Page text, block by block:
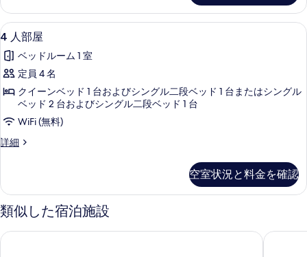
ュ
ー
の
す
べ
の
写
表
示
す
ビ
ュ
ー
の
詳
細
べ
て
の
写
真
を
表
示
す
ル
ー
ム
詳
細
4
人
部
屋
の
す
べ
て
写
真
表
4 人部屋 | ミニバー、セーフティボ
10
4 人部屋
ベッドルーム 1 室
定員 4 名
クイーンベッド 1 台およびシングル二段ベッド 1 台またはシングル
ベッド 2 台およびシングル二段ベッド 1 台
WiFi (無料)
詳細
4
の
詳
細
空室状況と料金を確認
類似した宿泊施設
グランド ホテル ビクトリア ホテル